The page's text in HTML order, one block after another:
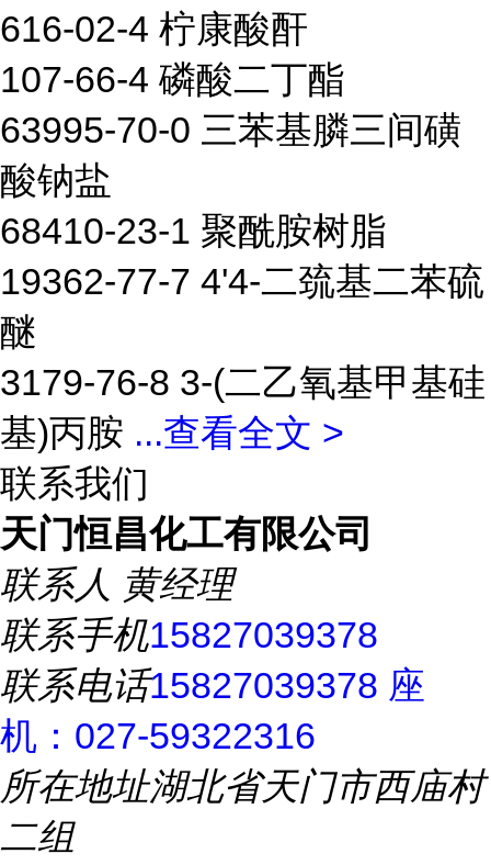
616-02-4 柠康酸酐
107-66-4 磷酸二丁酯
63995-70-0 三苯基膦三间磺
酸钠盐
68410-23-1 聚酰胺树脂
19362-77-7 4'4-二巯基二苯硫
醚
3179-76-8 3-(二乙氧基甲基硅
基)丙胺 ...查看全文 >
联系我们
天门恒昌化工有限公司
联系人 黄经理
联系手机15827039378
联系电话15827039378 座
机：027-59322316
所在地址湖北省天门市西庙村
二组